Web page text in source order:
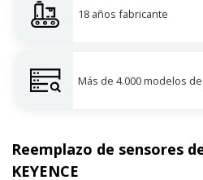
18 años fabricante
Más de 4.000 modelos
Reemplazo de sensores
KEYENCE